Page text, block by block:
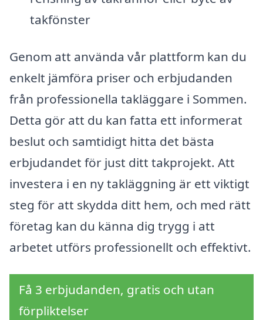
takfönster
Genom att använda vår plattform kan du
enkelt jämföra priser och erbjudanden
från professionella takläggare i Sommen.
Detta gör att du kan fatta ett informerat
beslut och samtidigt hitta det bästa
erbjudandet för just ditt takprojekt. Att
investera i en ny takläggning är ett viktigt
steg för att skydda ditt hem, och med rätt
företag kan du känna dig trygg i att
arbetet utförs professionellt och effektivt.
Få 3 erbjudanden, gratis och utan
förpliktelser